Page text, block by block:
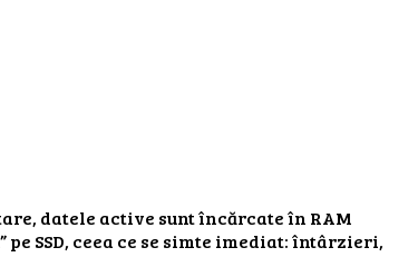
datele active sunt încărcate în RAM
SSD, ceea ce se simte imediat: întârzieri,